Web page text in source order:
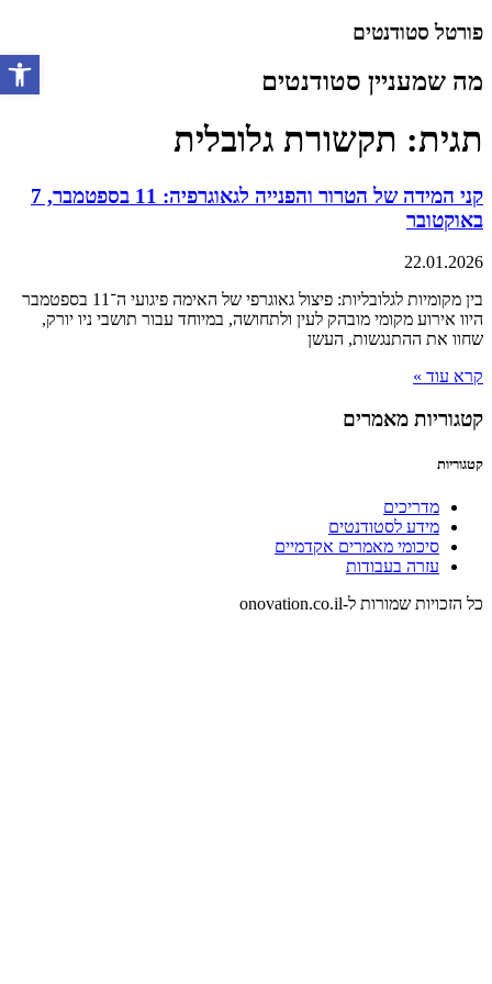
דלג
פורטל סטודנטים
מה שמעניין סטודנטים
תגית: תקשורת גלובלית
קני המידה של הטרור והפנייה לגאוגרפיה: 11 בספטמבר, 7
באוקטובר
22.01.2026
בין מקומיות לגלובליות: פיצול גאוגרפי של האימה פיגועי ה־11 בספטמבר
היוו אירוע מקומי מובהק לעין ולתחושה, במיוחד עבור תושבי ניו יורק,
שחוו את ההתנגשות, העשן
קרא עוד »
קטגוריות מאמרים
קטגוריות
מדריכים
מידע לסטודנטים
סיכומי מאמרים אקדמיים
עזרה בעבודות
כל הזכויות שמורות ל-onovation.co.il
פתח